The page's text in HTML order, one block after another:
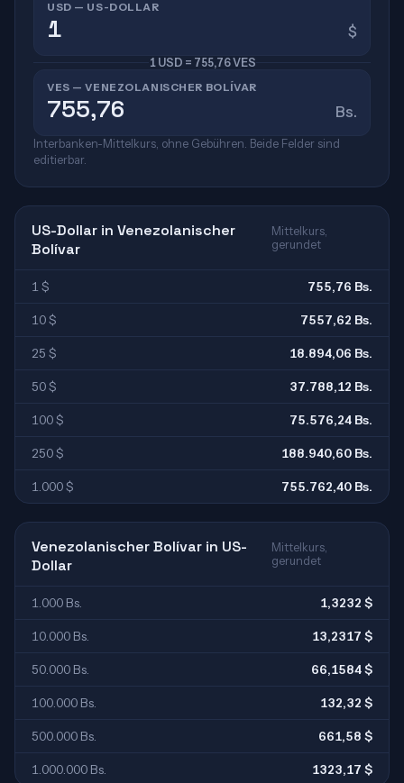
USD — US-DOLLAR
$
1 USD = 755,76 VES
VES — VENEZOLANISCHER BOLÍVAR
Bs.
Interbanken-Mittelkurs, ohne Gebühren. Beide Felder sind
editierbar.
US-Dollar in Venezolanischer
Bolívar
Mittelkurs,
gerundet
1 $ 755,76 Bs.
10 $ 7557,62 Bs.
25 $ 18.894,06 Bs.
50 $ 37.788,12 Bs.
100 $ 75.576,24 Bs.
250 $ 188.940,60 Bs.
1.000 $ 755.762,40 Bs.
Venezolanischer Bolívar in US-
Dollar
Mittelkurs,
gerundet
1.000 Bs. 1,3232 $
10.000 Bs. 13,2317 $
50.000 Bs. 66,1584 $
100.000 Bs. 132,32 $
500.000 Bs. 661,58 $
1.000.000 Bs. 1323,17 $